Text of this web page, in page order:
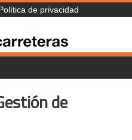
de privacidad
de